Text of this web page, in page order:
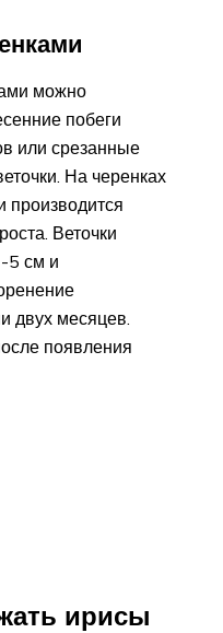
можно
побеги
или срезанные
На черенках
производится
Веточки
5 см и
двух месяцев.
появления
ирисы